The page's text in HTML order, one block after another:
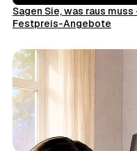
Sagen Sie, was raus
Festpreis-Angebote